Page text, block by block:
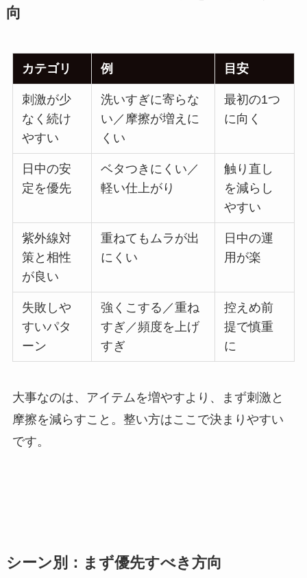
向
カテゴリ 例 目安
刺激が少
なく続け
やすい
洗いすぎに寄らな
い／摩擦が増えに
くい
最初の1つ
に向く
日中の安
定を優先
ベタつきにくい／
軽い仕上がり
触り直し
を減らし
やすい
紫外線対
策と相性
が良い
重ねてもムラが出
にくい
日中の運
用が楽
失敗しや
すいパタ
ーン
強くこする／重ね
すぎ／頻度を上げ
すぎ
控えめ前
提で慎重
に
大事なのは、アイテムを増やすより、まず刺激と
摩擦を減らすこと。整い方はここで決まりやすい
です。
シーン別：まず優先すべき方向